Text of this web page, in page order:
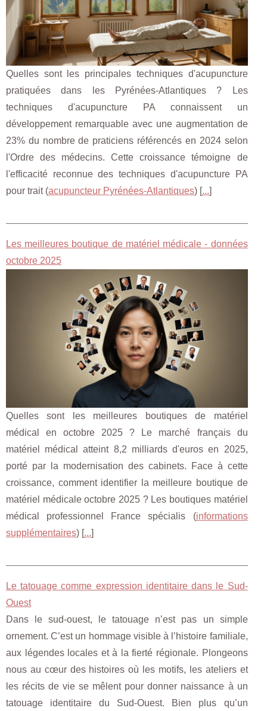
Quelles sont les principales techniques d'acupuncture
pratiquées dans les Pyrénées-Atlantiques ? Les
techniques d'acupuncture PA connaissent un
développement remarquable avec une augmentation de
23% du nombre de praticiens référencés en 2024 selon
l'Ordre des médecins. Cette croissance témoigne de
l'efficacité reconnue des techniques d'acupuncture PA
pour trait (acupuncteur Pyrénées-Atlantiques) [...]
Les meilleures boutique de matériel médicale - données
octobre 2025
Quelles sont les meilleures boutiques de matériel
médical en octobre 2025 ? Le marché français du
matériel médical atteint 8,2 milliards d'euros en 2025,
porté par la modernisation des cabinets. Face à cette
croissance, comment identifier la meilleure boutique de
matériel médicale octobre 2025 ? Les boutiques matériel
médical professionnel France spécialis (informations
supplémentaires) [...]
Le tatouage comme expression identitaire dans le Sud-
Ouest
Dans le sud-ouest, le tatouage n’est pas un simple
ornement. C’est un hommage visible à l’histoire familiale,
aux légendes locales et à la fierté régionale. Plongeons
nous au cœur des histoires où les motifs, les ateliers et
les récits de vie se mêlent pour donner naissance à un
tatouage identitaire du Sud-Ouest. Bien plus qu’un